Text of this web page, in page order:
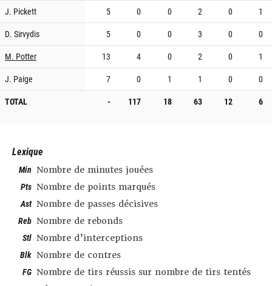
J. Pickett
5 0 0 2 0
1
D. Sirvydis
5 0 0 3 0
0
M. Potter
13 4 0 2 0
1
J. Paige
7 0 1 1 0
0
TOTAL
- 117 18 63 12 6
Lexique
Min Nombre de minutes jouées
Pts Nombre de points marqués
Ast Nombre de passes décisives
Reb Nombre de rebonds
Stl Nombre d’interceptions
Blk Nombre de contres
FG Nombre de tirs réussis sur nombre de tirs tentés